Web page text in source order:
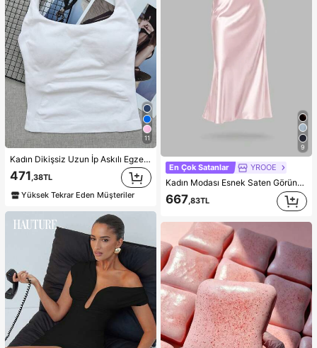
11
Kadın Dikişsiz Uzun İp Askılı Egzersiz Üstü, Çıkarılabilir Dolgulu Dahili Sütyenli Spor Yoga Atlet, Athleisure
471 ,38TL
Yüksek Tekrar Eden Müşteriler
9
En Çok Satanlar YROOE
Kadın Modası Esnek Saten Görünümlü Saten Maxi Etek, Her Mevsim İçin Uygun, Pembe Zarif Bahar
667,83TL